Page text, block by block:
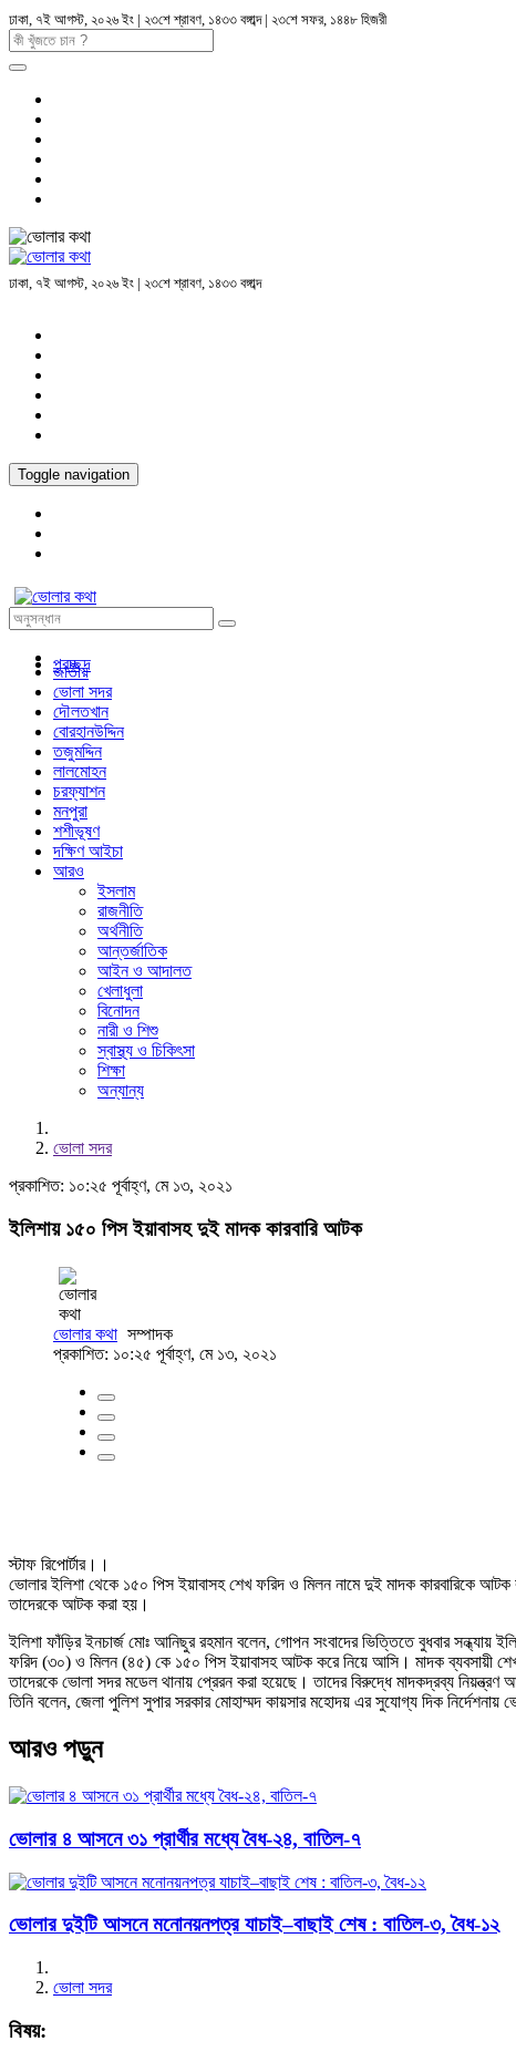
ঢাকা, ৭ই আগস্ট, ২০২৬ ইং | ২৩শে শ্রাবণ, ১৪৩৩ বঙ্গাব্দ | ২৩শে সফর, ১৪৪৮ হিজরী
ঢাকা, ৭ই আগস্ট, ২০২৬ ইং | ২৩শে শ্রাবণ, ১৪৩৩ বঙ্গাব্দ
Toggle navigation
প্রচ্ছদ
জাতীয়
ভোলা সদর
দৌলতখান
বোরহানউদ্দিন
তজুমদ্দিন
লালমোহন
চরফ্যাশন
মনপুরা
শশীভূষণ
দক্ষিণ আইচা
আরও
ইসলাম
রাজনীতি
অর্থনীতি
আন্তর্জাতিক
আইন ও আদালত
খেলাধুলা
বিনোদন
নারী ও শিশু
স্বাস্থ্য ও চিকিৎসা
শিক্ষা
অন্যান্য
ভোলা সদর
প্রকাশিত: ১০:২৫ পূর্বাহ্ণ, মে ১৩, ২০২১
ইলিশায় ১৫০ পিস ইয়াবাসহ দুই মাদক কারবারি আটক
ভোলার কথা সম্পাদক
প্রকাশিত: ১০:২৫ পূর্বাহ্ণ, মে ১৩, ২০২১
স্টাফ রিপোর্টার।।
ভোলার ইলিশা থেকে ১৫০ পিস ইয়াবাসহ শেখ ফরিদ ও মিলন নামে দুই মাদক কারবারিকে আটক
তাদেরকে আটক করা হয়।
ইলিশা ফাঁড়ির ইনচার্জ মোঃ আনিছুর রহমান বলেন, গোপন সংবাদের ভিত্তিতে বুধবার
ফরিদ (৩০) ও মিলন (৪৫) কে ১৫০ পিস ইয়াবাসহ আটক করে নিয়ে আসি। মাদক ব্যবসায়ী শেখ
তাদেরকে ভোলা সদর মডেল থানায় প্রেরন করা হয়েছে। তাদের বিরুদ্ধে মাদকদ্রব্য নিয়ন্ত্রণ
তিনি বলেন, জেলা পুলিশ সুপার সরকার মোহাম্মদ কায়সার মহোদয় এর সুযোগ্য দিক
আরও পড়ুন
ভোলার ৪ আসনে ৩১ প্রার্থীর মধ্যে বৈধ-২৪, বাতিল-৭
ভোলার দুইটি আসনে মনোনয়নপত্র যাচাই–বাছাই শেষ : বাতিল-৩, বৈধ-১২
ভোলা সদর
বিষয়: